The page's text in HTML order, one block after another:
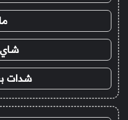
شاي
شدات